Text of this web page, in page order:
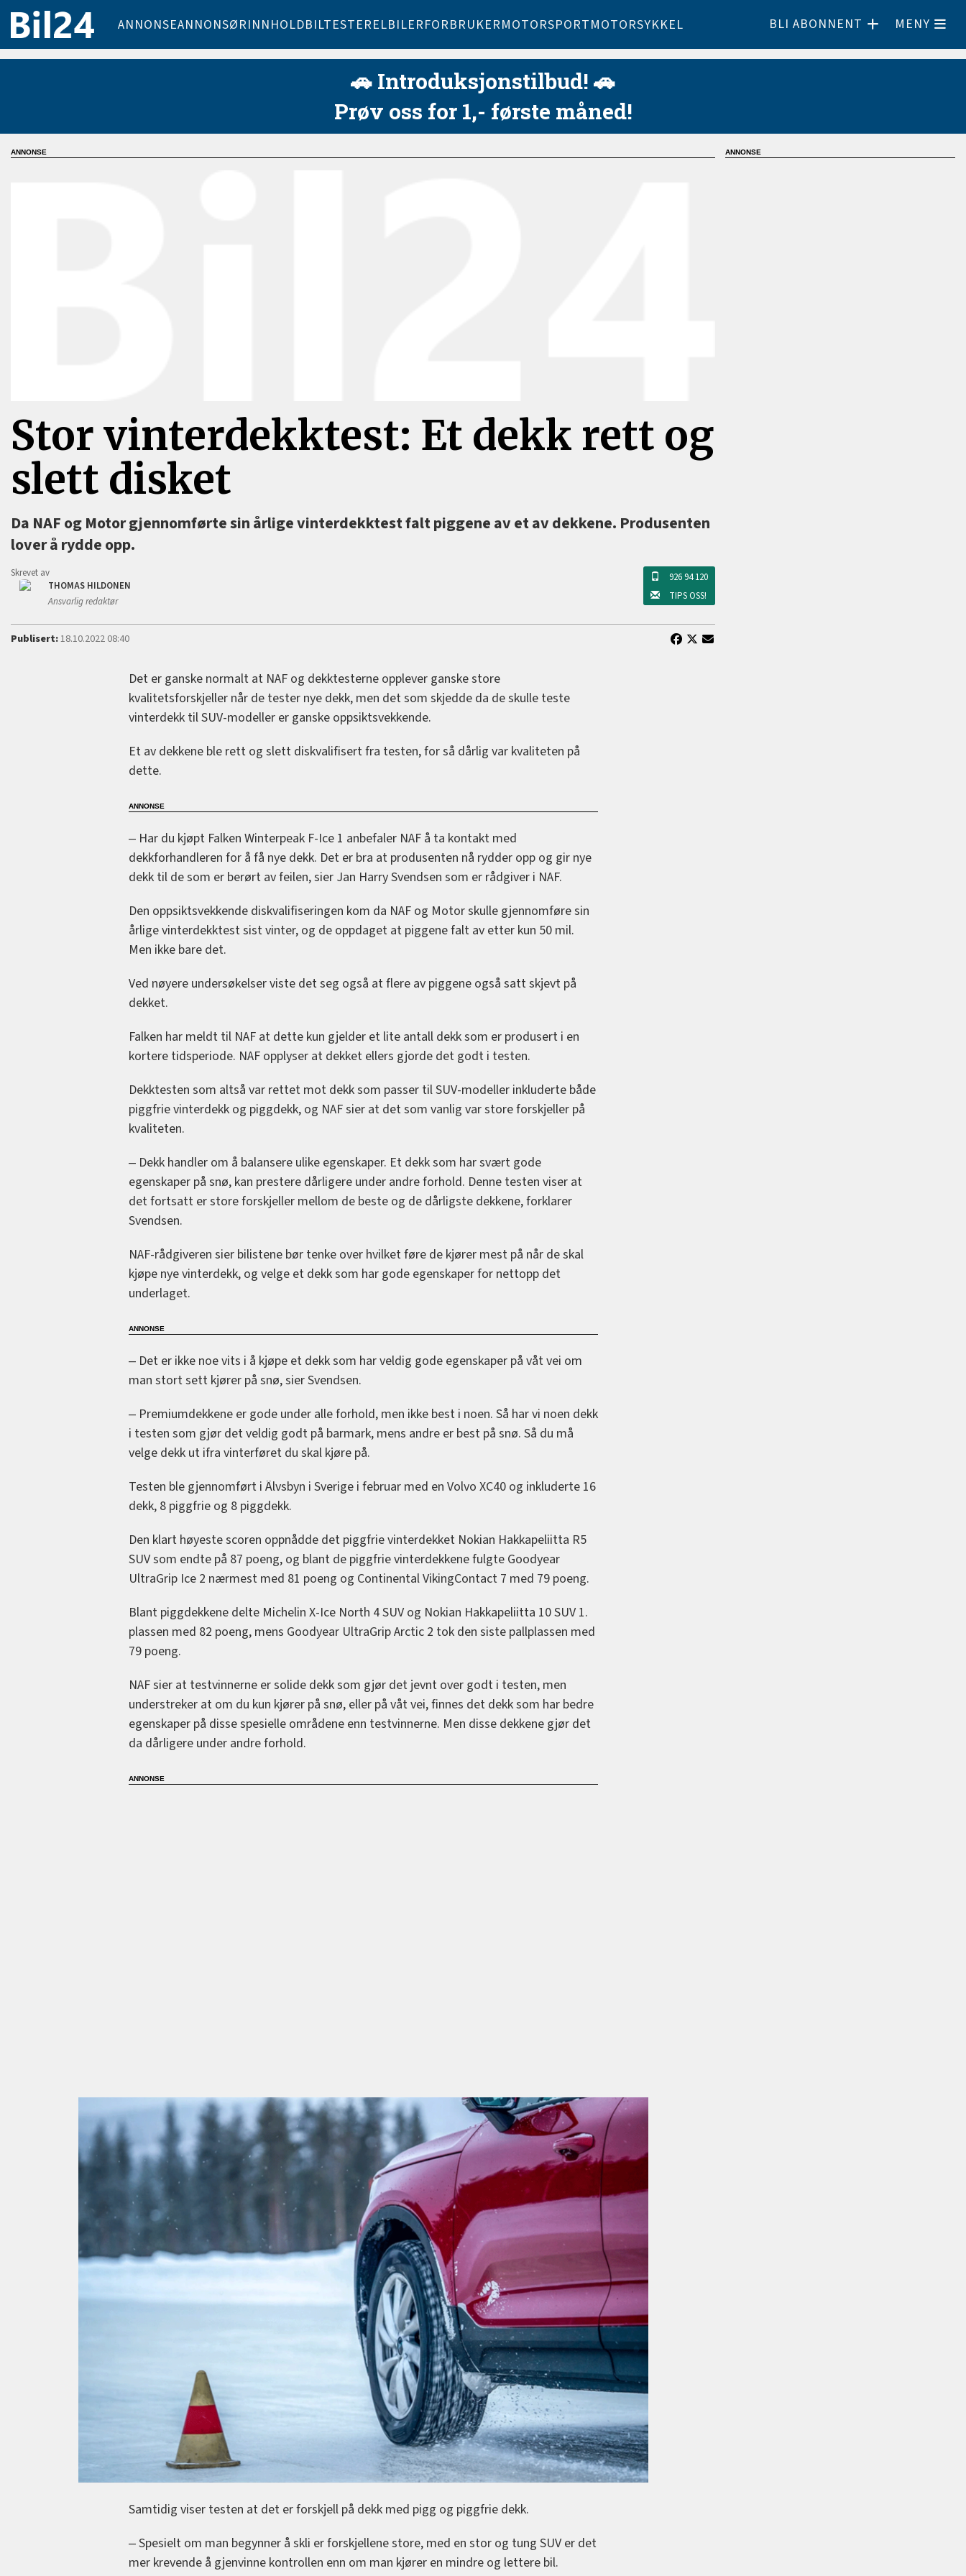
ANNONSEANNONSØRINNHOLDBILTESTERELBILERFORBRUKERMOTORSPORTMOTORSYKKEL BLI ABONNENT MENY
🚗 Introduksjonstilbud! 🚗
Prøv oss for 1,- første måned!
Stor vinterdekktest: Et dekk rett og
slett disket
Da NAF og Motor gjennomførte sin årlige vinterdekktest falt piggene av et av dekkene. Produsenten
lover å rydde opp.
Skrevet av
THOMAS HILDONEN
Ansvarlig redaktør
926 94 120
TIPS OSS!
Publisert:18.10.2022 08:40
Det er ganske normalt at NAF og dekktesterne opplever ganske store
kvalitetsforskjeller når de tester nye dekk, men det som skjedde da de skulle teste
vinterdekk til SUV-modeller er ganske oppsiktsvekkende.
Et av dekkene ble rett og slett diskvalifisert fra testen, for så dårlig var kvaliteten på
dette.
‒ Har du kjøpt Falken Winterpeak F-Ice 1 anbefaler NAF å ta kontakt med
dekkforhandleren for å få nye dekk. Det er bra at produsenten nå rydder opp og gir nye
dekk til de som er berørt av feilen, sier Jan Harry Svendsen som er rådgiver i NAF.
Den oppsiktsvekkende diskvalifiseringen kom da NAF og Motor skulle gjennomføre sin
årlige vinterdekktest sist vinter, og de oppdaget at piggene falt av etter kun 50 mil.
Men ikke bare det.
Ved nøyere undersøkelser viste det seg også at flere av piggene også satt skjevt på
dekket.
Falken har meldt til NAF at dette kun gjelder et lite antall dekk som er produsert i en
kortere tidsperiode. NAF opplyser at dekket ellers gjorde det godt i testen.
Dekktesten som altså var rettet mot dekk som passer til SUV-modeller inkluderte både
piggfrie vinterdekk og piggdekk, og NAF sier at det som vanlig var store forskjeller på
kvaliteten.
‒ Dekk handler om å balansere ulike egenskaper. Et dekk som har svært gode
egenskaper på snø, kan prestere dårligere under andre forhold. Denne testen viser at
det fortsatt er store forskjeller mellom de beste og de dårligste dekkene, forklarer
Svendsen.
NAF-rådgiveren sier bilistene bør tenke over hvilket føre de kjører mest på når de skal
kjøpe nye vinterdekk, og velge et dekk som har gode egenskaper for nettopp det
underlaget.
‒ Det er ikke noe vits i å kjøpe et dekk som har veldig gode egenskaper på våt vei om
man stort sett kjører på snø, sier Svendsen.
‒ Premiumdekkene er gode under alle forhold, men ikke best i noen. Så har vi noen dekk
i testen som gjør det veldig godt på barmark, mens andre er best på snø. Så du må
velge dekk ut ifra vinterføret du skal kjøre på.
Testen ble gjennomført i Älvsbyn i Sverige i februar med en Volvo XC40 og inkluderte 16
dekk, 8 piggfrie og 8 piggdekk.
Den klart høyeste scoren oppnådde det piggfrie vinterdekket Nokian Hakkapeliitta R5
SUV som endte på 87 poeng, og blant de piggfrie vinterdekkene fulgte Goodyear
UltraGrip Ice 2 nærmest med 81 poeng og Continental VikingContact 7 med 79 poeng.
Blant piggdekkene delte Michelin X-Ice North 4 SUV og Nokian Hakkapeliitta 10 SUV 1.
plassen med 82 poeng, mens Goodyear UltraGrip Arctic 2 tok den siste pallplassen med
79 poeng.
NAF sier at testvinnerne er solide dekk som gjør det jevnt over godt i testen, men
understreker at om du kun kjører på snø, eller på våt vei, finnes det dekk som har bedre
egenskaper på disse spesielle områdene enn testvinnerne. Men disse dekkene gjør det
da dårligere under andre forhold.
Samtidig viser testen at det er forskjell på dekk med pigg og piggfrie dekk.
‒ Spesielt om man begynner å skli er forskjellene store, med en stor og tung SUV er det
mer krevende å gjenvinne kontrollen enn om man kjører en mindre og lettere bil.